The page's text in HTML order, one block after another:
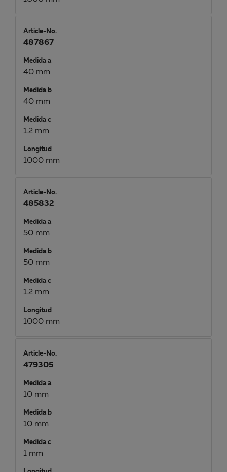
Article-No.
487867
Medida a
40 mm
Medida b
40 mm
Medida c
1.2 mm
Longitud
1000 mm
Article-No.
485832
Medida a
50 mm
Medida b
50 mm
Medida c
1.2 mm
Longitud
1000 mm
Article-No.
479305
Medida a
10 mm
Medida b
10 mm
Medida c
1 mm